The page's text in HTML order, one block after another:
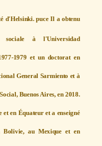
d'Helsinki.puceIl a obtenu
à l'Universidad
1979 et un doctorat en
General Sarmiento et à
Buenos Aires, en 2018.
et en Équateur et a enseigné
Bolivie, au Mexique et en